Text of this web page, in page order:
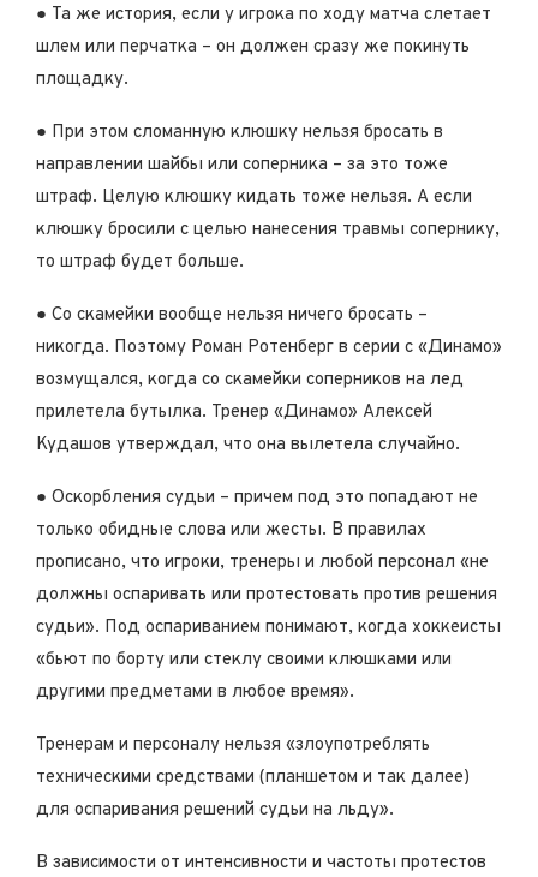
● Та же история, если у игрока по ходу матча слетает
шлем или перчатка – он должен сразу же покинуть
площадку.
● При этом сломанную клюшку нельзя бросать в
направлении шайбы или соперника – за это тоже
штраф. Целую клюшку кидать тоже нельзя. А если
клюшку бросили с целью нанесения травмы сопернику,
то штраф будет больше.
● Со скамейки вообще нельзя ничего бросать –
никогда. Поэтому Роман Ротенберг в серии с «Динамо»
возмущался, когда со скамейки соперников на лед
прилетела бутылка. Тренер «Динамо» Алексей
Кудашов утверждал, что она вылетела случайно.
● Оскорбления судьи – причем под это попадают не
только обидные слова или жесты. В правилах
прописано, что игроки, тренеры и любой персонал «не
должны оспаривать или протестовать против решения
судьи». Под оспариванием понимают, когда хоккеисты
«бьют по борту или стеклу своими клюшками или
другими предметами в любое время».
Тренерам и персоналу нельзя «злоупотреблять
техническими средствами (планшетом и так далее)
для оспаривания решений судьи на льду».
В зависимости от интенсивности и частоты протестов